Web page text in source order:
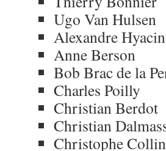
Ugo Van Hulsen
Alexandre
Anne Berson
Bob Brac de la
Charles Poilly
Christian Berdot
Christian
Christophe